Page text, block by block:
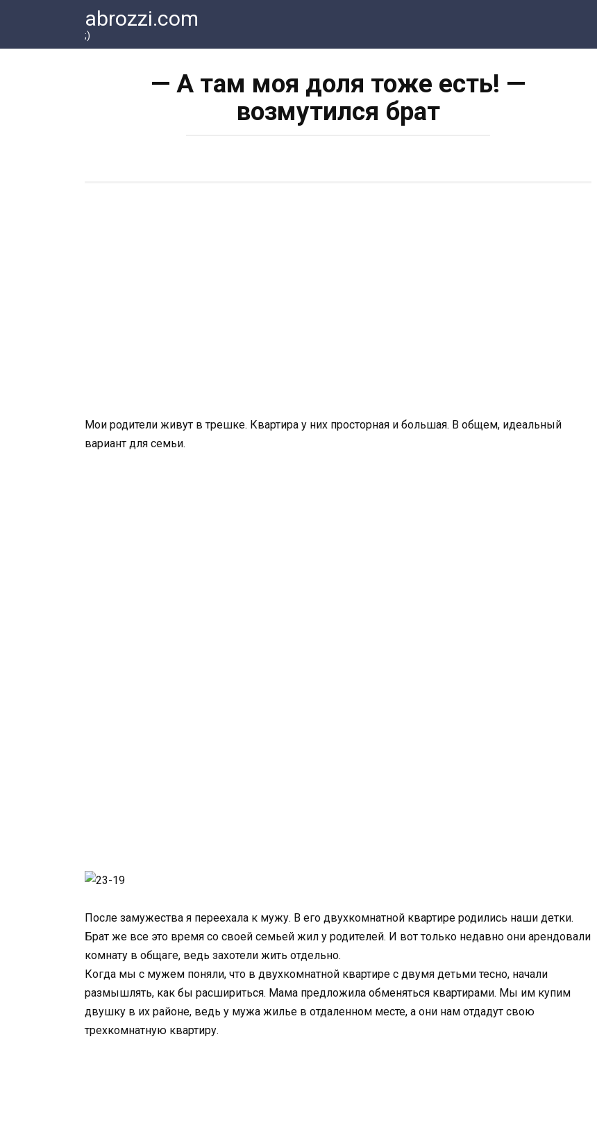
abrozzi.com
;)
— А там моя доля тоже есть! —
возмутился брат
Мои родители живут в трешке. Квартира у них просторная и большая. В общем, идеальный
вариант для семьи.
После замужества я переехала к мужу. В его двухкомнатной квартире родились наши детки.
Брат же все это время со своей семьей жил у родителей. И вот только недавно они арендовали
комнату в общаге, ведь захотели жить отдельно.
Когда мы с мужем поняли, что в двухкомнатной квартире с двумя детьми тесно, начали
размышлять, как бы расшириться. Мама предложила обменяться квартирами. Мы им купим
двушку в их районе, ведь у мужа жилье в отдаленном месте, а они нам отдадут свою
трехкомнатную квартиру.